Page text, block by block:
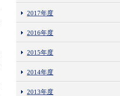
2017年度
2016年度
2015年度
2014年度
2013年度